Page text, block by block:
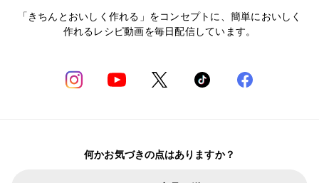
「きちんとおいしく作れる」をコンセプトに、簡単においしく
作れるレシピ動画を毎日配信しています。
何かお気づきの点はありますか？